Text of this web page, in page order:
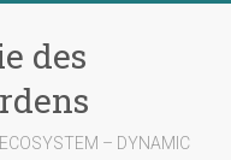
des
– DYNAMIC